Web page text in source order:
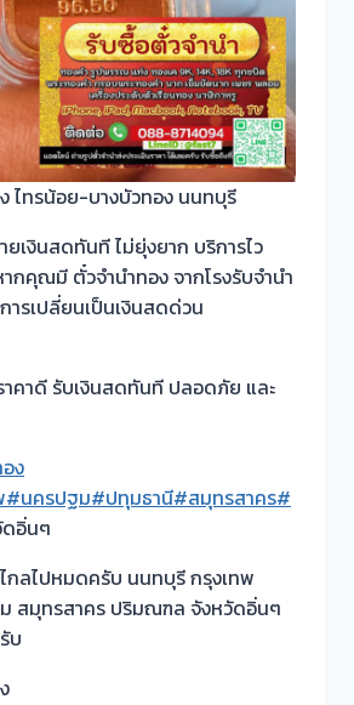
ไทรน้อย-บางบัวทอง นนทบุรี
ยเงินสดทันที ไม่ยุ่งยาก บริการไว
กคุณมี ตั๋วจำนำทอง จากโรงรับจำนำ
ารเปลี่ยนเป็นเงินสดด่วน
าคาดี รับเงินสดทันที ปลอดภัย และ
ง
#นครปฐม#ปทุมธานี#สมุทรสาคร#
ดอิ่นๆ
กลไปหมดครับ นนทบุรี กรุงเทพ
สมุทรสาคร ปริมณฑล จังหวัดอิ่นๆ
บ